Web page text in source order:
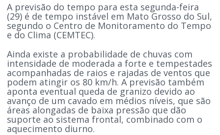
A previsão do tempo para esta segunda-feira
(29) é de tempo instável em Mato Grosso do Sul,
segundo o Centro de Monitoramento do Tempo
e do Clima (CEMTEC).
Ainda existe a probabilidade de chuvas com
intensidade de moderada a forte e tempestades
acompanhadas de raios e rajadas de ventos que
podem atingir os 80 km/h. A previsão também
aponta eventual queda de granizo devido ao
avanço de um cavado em médios níveis, que são
áreas alongadas de baixa pressão que dão
suporte ao sistema frontal, combinado com o
aquecimento diurno.